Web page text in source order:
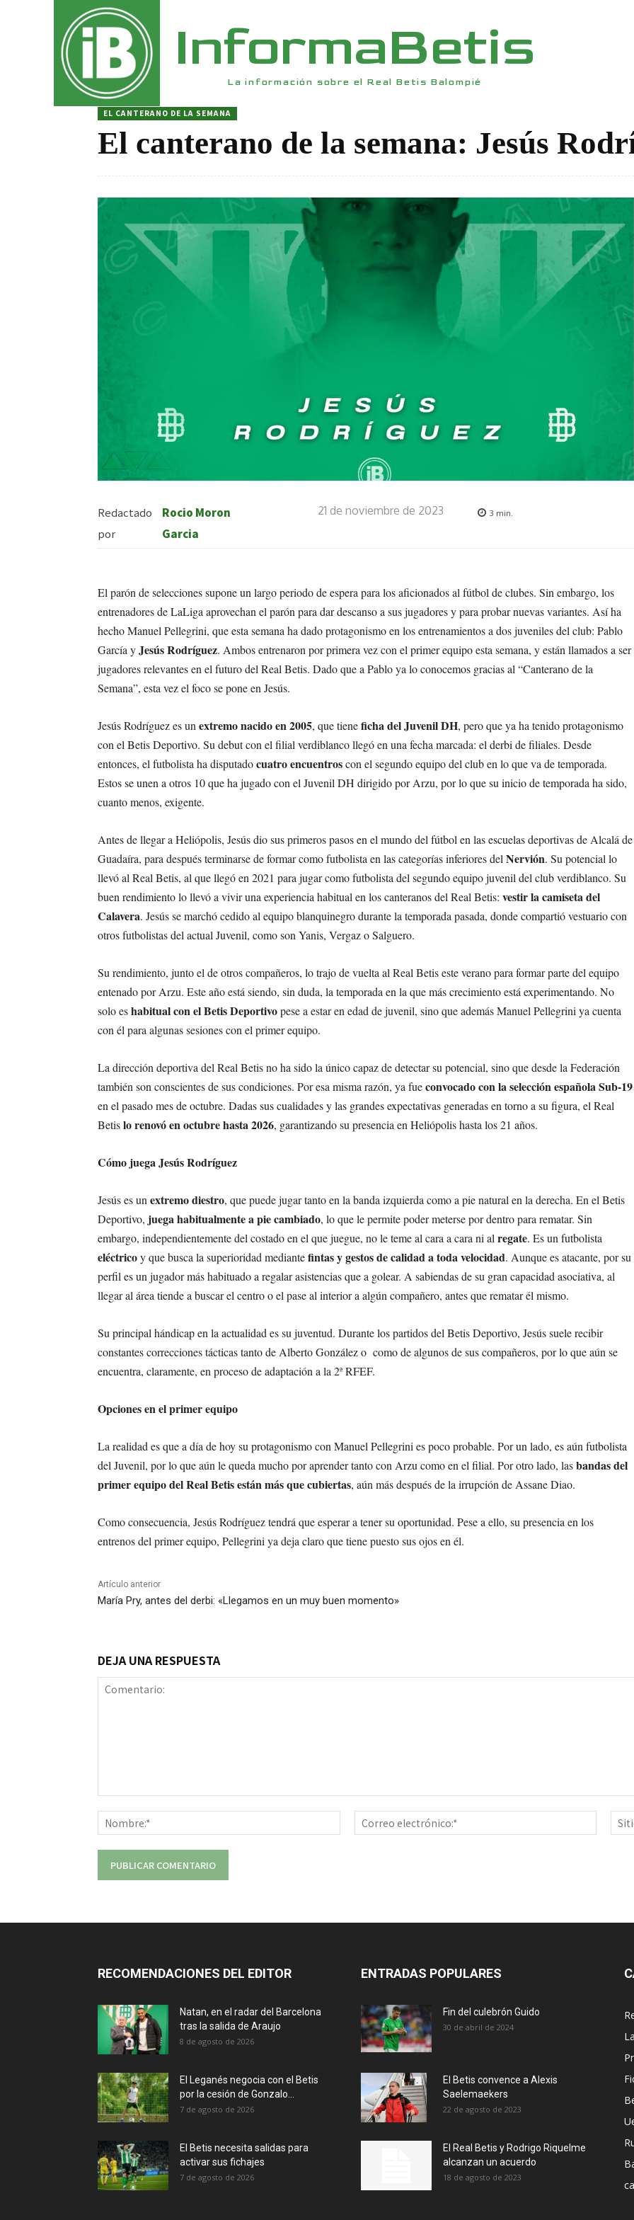
InformaBetis
La información sobre el Real Betis Balompié
EL CANTERANO DE LA SEMANA
El canterano de la semana: Jesús
Redactado
por
Rocio Moron
Garcia
21 de noviembre de 2023 3 min.
El parón de selecciones supone un largo periodo de espera para los aficionados al fútbol de clubes. Sin embargo, los
entrenadores de LaLiga aprovechan el parón para dar descanso a sus jugadores y para probar nuevas variantes. Así ha
hecho Manuel Pellegrini, que esta semana ha dado protagonismo en los entrenamientos a dos juveniles del club: Pablo
García yJesús Rodríguez. Ambos entrenaron por primera vez con el primer equipo esta semana, y están llamados a ser
jugadores relevantes en el futuro del Real Betis. Dado que a Pablo ya lo conocemos gracias al “Canterano de la
Semana”, esta vez el foco se pone en Jesús.
Jesús Rodríguez es unextremo nacido en 2005, que tieneficha del Juvenil DH, pero que ya ha tenido protagonismo
con el Betis Deportivo. Su debut con el filial verdiblanco llegó en una fecha marcada: el derbi de filiales. Desde
entonces, el futbolista ha disputadocuatro encuentroscon el segundo equipo del club en lo que va de temporada.
Estos se unen a otros 10 que ha jugado con el Juvenil DH dirigido por Arzu, por lo que su inicio de temporada ha sido,
cuanto menos, exigente.
Antes de llegar a Heliópolis, Jesús dio sus primeros pasos en el mundo del fútbol en las escuelas deportivas de Alcalá de
Guadaíra, para después terminarse de formar como futbolista en las categorías inferiores delNervión. Su potencial lo
llevó al Real Betis, al que llegó en 2021 para jugar como futbolista del segundo equipo juvenil del club verdiblanco. Su
buen rendimiento lo llevó a vivir una experiencia habitual en los canteranos del Real Betis: vestir la camiseta del
Calavera. Jesús se marchó cedido al equipo blanquinegro durante la temporada pasada, donde compartió vestuario con
otros futbolistas del actual Juvenil, como son Yanis, Vergaz o Salguero.
Su rendimiento, junto el de otros compañeros, lo trajo de vuelta al Real Betis este verano para formar parte del equipo
entenado por Arzu. Este año está siendo, sin duda, la temporada en la que más crecimiento está experimentando. No
solo eshabitual con el Betis Deportivopese a estar en edad de juvenil, sino que además Manuel Pellegrini ya cuenta
con él para algunas sesiones con el primer equipo.
La dirección deportiva del Real Betis no ha sido la único capaz de detectar su potencial, sino que desde la Federación
también son conscientes de sus condiciones. Por esa misma razón, ya fueconvocado con la selección española Sub-19
en el pasado mes de octubre. Dadas sus cualidades y las grandes expectativas generadas en torno a su figura, el Real
Betislo renovó en octubre hasta 2026, garantizando su presencia en Heliópolis hasta los 21 años.
Cómo juega Jesús Rodríguez
Jesús es unextremo diestro, que puede jugar tanto en la banda izquierda como a pie natural en la derecha. En el Betis
Deportivo, juega habitualmente a pie cambiado, lo que le permite poder meterse por dentro para rematar. Sin
embargo, independientemente del costado en el que juegue, no le teme al cara a cara ni alregate. Es un futbolista
eléctricoy que busca la superioridad mediantefintas y gestos de calidad a toda velocidad. Aunque es atacante, por su
perfil es un jugador más habituado a regalar asistencias que a golear. A sabiendas de su gran capacidad asociativa, al
llegar al área tiende a buscar el centro o el pase al interior a algún compañero, antes que rematar él mismo.
Su principal hándicap en la actualidad es su juventud. Durante los partidos del Betis Deportivo, Jesús suele recibir
constantes correcciones tácticas tanto de Alberto González o como de algunos de sus compañeros, por lo que aún se
encuentra, claramente, en proceso de adaptación a la 2ª RFEF.
Opciones en el primer equipo
La realidad es que a día de hoy su protagonismo con Manuel Pellegrini es poco probable. Por un lado, es aún futbolista
del Juvenil, por lo que aún le queda mucho por aprender tanto con Arzu como en el filial. Por otro lado, lasbandas del
primer equipo del Real Betis están más que cubiertas, aún más después de la irrupción de Assane Diao.
Como consecuencia, Jesús Rodríguez tendrá que esperar a tener su oportunidad. Pese a ello, su presencia en los
entrenos del primer equipo, Pellegrini ya deja claro que tiene puesto sus ojos en él.
Artículo anterior
María Pry, antes del derbi: «Llegamos en un muy buen momento»
DEJA UNA RESPUESTA
Nombre:*
Correo
RECOMENDACIONES DEL EDITOR
Natan, en el radar del Barcelona
tras la salida de Araujo
8 de agosto de 2026
El Leganés negocia con el Betis
por la cesión de Gonzalo...
7 de agosto de 2026
El Betis necesita salidas para
activar sus fichajes
7 de agosto de 2026
ENTRADAS POPULARES
Fin del culebrón Guido
30 de abril de 2024
El Betis convence a Alexis
Saelemaekers
22 de agosto de 2023
El Real Betis y Rodrigo Riquelme
alcanzan un acuerdo
18 de agosto de 2023